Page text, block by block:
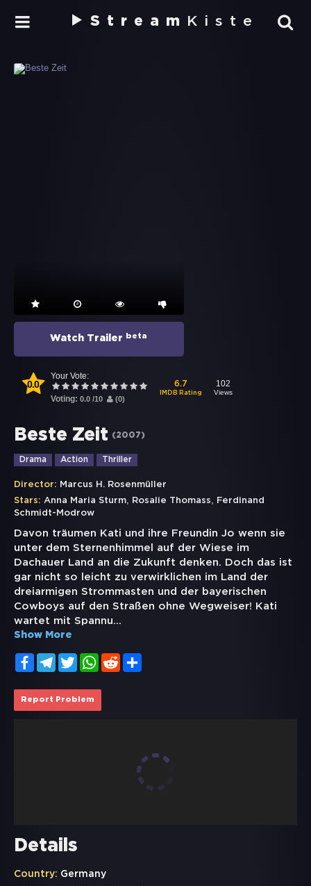
Stream Kiste
Watch Trailer beta
0.0
Your Vote:
Voting: 0.0 /10 (0)
6.7
IMDB Rating
102
Views
Beste Zeit (2007)
Drama Action Thriller
Director: Marcus H. Rosenmüller
Stars: Anna Maria Sturm, Rosalie Thomass,
Ferdinand
Schmidt-Modrow
Davon träumen Kati und ihre Freundin Jo wenn sie
unter dem Sternenhimmel auf der Wiese im
Dachauer Land an die Zukunft denken. Doch das ist
gar nicht so leicht zu verwirklichen im Land der
dreiarmigen Strommasten und der bayerischen
Cowboys auf den Straßen ohne Wegweiser! Kati
wartet mit Spannu...
Show More
FacebookTelegramTwitterWhatsApp
Reddit
Report Problem
Details
Country: Germany